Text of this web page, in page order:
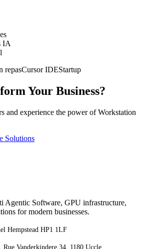
IA
repasCursor IDEStartup
Your Business?
and experience the power of Workstation
Solutions
Software, GPU infrastructure,
for modern businesses.
Hempstead HP1 1LF
Vanderkindere 34, 1180 Uccle